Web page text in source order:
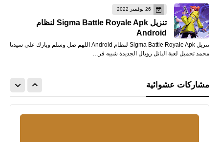
26 نوفمبر 2022
تنزيل Sigma Battle Royale Apk لنظام
Android
تنزيل Sigma Battle Royale Apk لنظام Android اللهم صل وسلم وبارك على سيدنا
محمد تحميل لعبة الباتل رويال الجديدة شبيه فر…
مشاركات عشوائية